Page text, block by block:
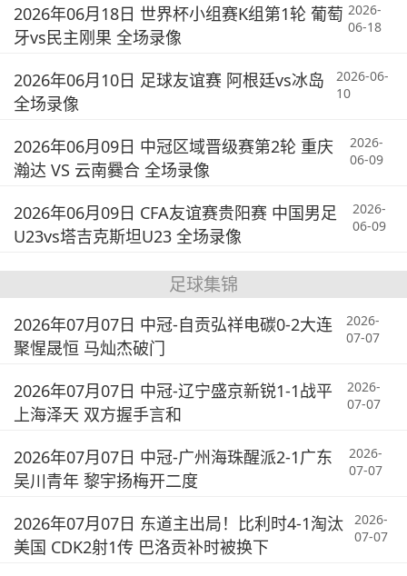
2026年06月18日 世界杯小组赛K组第1轮 葡萄
牙vs民主刚果 全场录像
2026-
06-18
2026年06月10日 足球友谊赛 阿根廷vs冰岛
全场录像
2026-06-
10
2026年06月09日 中冠区域晋级赛第2轮 重庆
瀚达 VS 云南爨合 全场录像
2026-
06-09
2026年06月09日 CFA友谊赛贵阳赛 中国男足
U23vs塔吉克斯坦U23 全场录像
2026-
06-09
足球集锦
2026年07月07日 中冠-自贡弘祥电碳0-2大连
聚惺晟恒 马灿杰破门
2026-
07-07
2026年07月07日 中冠-辽宁盛京新锐1-1战平
上海泽天 双方握手言和
2026-
07-07
2026年07月07日 中冠-广州海珠醒派2-1广东
吴川青年 黎宇扬梅开二度
2026-
07-07
2026年07月07日 东道主出局！比利时4-1淘汰
美国 CDK2射1传 巴洛贡补时被换下
2026-
07-07